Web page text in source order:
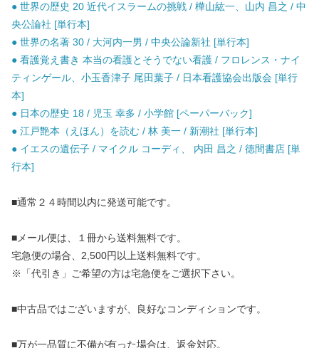
● 世界の歴史 20 近代イスラームの挑戦 / 樺山紘一、山内 昌之 / 中
央公論社 [単行本]
● 世界の名著 30 / 大河内一男 / 中央公論新社 [単行本]
● 看護覚え書き 本当の看護とそうでない看護 / フロレンス・ナイ
ティンゲール、小玉香津子 尾田葉子 / 日本看護協会出版会 [単行
本]
● 日本の歴史 18 / 児玉 幸多 / 小学館 [ペーパーバック]
● 江戸艶本（えほん）を読む / 林 美一 / 新潮社 [単行本]
● イエスの遺伝子 / マイクル コーディ、 内田 昌之 / 徳間書店 [単
行本]
■通常２４時間以内に発送可能です。
■メール便は、１冊から送料無料です。
宅急便の場合、2,500円以上送料無料です。
※「代引き」ご希望の方は宅急便をご選択下さい。
■中古品ではございますが、良好なコンディションです。
■万が一品質に不備が有った場合は、返金対応。